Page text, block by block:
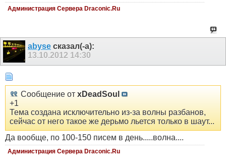
Администрация Сервера Draconic.Ru
abyse сказал(-а):
13.10.2012 14:30
Сообщение от xDeadSoul
+1
Тема создана исключительно из-за волны разбанов,
сейчас от него такое же дерьмо льется только в шаут...
Да вообще, по 100-150 писем в день.....волна....
Администрация Сервера Draconic.Ru